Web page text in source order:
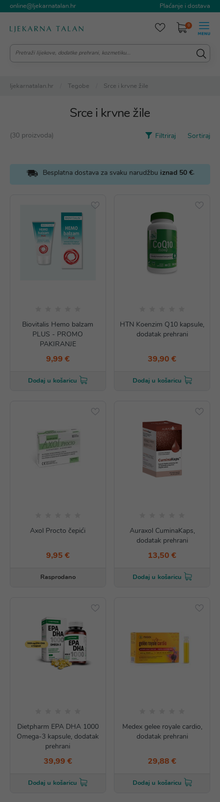
online@ljekarnatalan.hr Plaćanje i dostava
0
ljekarnatalan.hr Tegobe Srce i krvne žile
Srce i krvne žile
(30 proizvoda) Filtriraj Sortiraj
Besplatna dostava za svaku narudžbu iznad 50 €.
Biovitalis Hemo balzam
PLUS - PROMO
PAKIRANJE
9,99 €
Dodaj u košaricu
HTN Koenzim Q10 kapsule,
dodatak prehrani
39,90 €
Dodaj u košaricu
Axol Procto čepići
9,95 €
Rasprodano
Auraxol CuminaKaps,
dodatak prehrani
13,50 €
Dodaj u košaricu
Dietpharm EPA DHA 1000
Omega-3 kapsule, dodatak
prehrani
39,99 €
Dodaj u košaricu
Medex gelee royale cardio,
dodatak prehrani
29,88 €
Dodaj u košaricu